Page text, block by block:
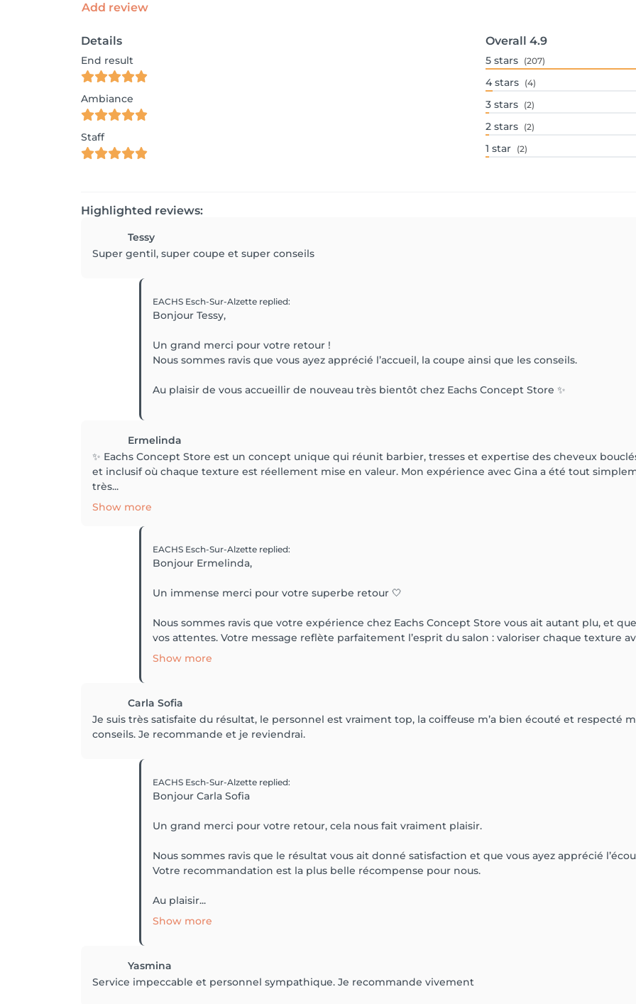
Add review
Details
End result
Ambiance
Staff
Overall 4.9
5 stars (207)
4 stars (4)
3 stars (2)
2 stars (2)
1 star (2)
Highlighted reviews:
Tessy
Super gentil, super coupe et super conseils
EACHS Esch-Sur-Alzette replied:
Bonjour Tessy,
Un grand merci pour votre retour !
Nous sommes ravis que vous ayez apprécié l’accueil, la coupe ainsi que les conseils.
Au plaisir de vous accueillir de nouveau très bientôt chez Eachs Concept Store ✨
Ermelinda
✨ Eachs Concept Store est un concept unique qui réunit barbier, tresses et expertise des cheveux
et inclusif où chaque texture est réellement mise en valeur. Mon expérience avec Gina a été tout
très...
Show more
EACHS Esch-Sur-Alzette replied:
Bonjour Ermelinda,
Un immense merci pour votre superbe retour 🤍
Nous sommes ravis que votre expérience chez Eachs Concept Store vous ait autant plu, et
vos attentes. Votre message reflète parfaitement l’esprit du salon : valoriser chaque texture
Show more
Carla Sofia
Je suis très satisfaite du résultat, le personnel est vraiment top, la coiffeuse m’a bien écouté et respecté
conseils. Je recommande et je reviendrai.
EACHS Esch-Sur-Alzette replied:
Bonjour Carla Sofia
Un grand merci pour votre retour, cela nous fait vraiment plaisir.
Nous sommes ravis que le résultat vous ait donné satisfaction et que vous ayez apprécié
Votre recommandation est la plus belle récompense pour nous.
Au plaisir...
Show more
Yasmina
Service impeccable et personnel sympathique. Je recommande vivement